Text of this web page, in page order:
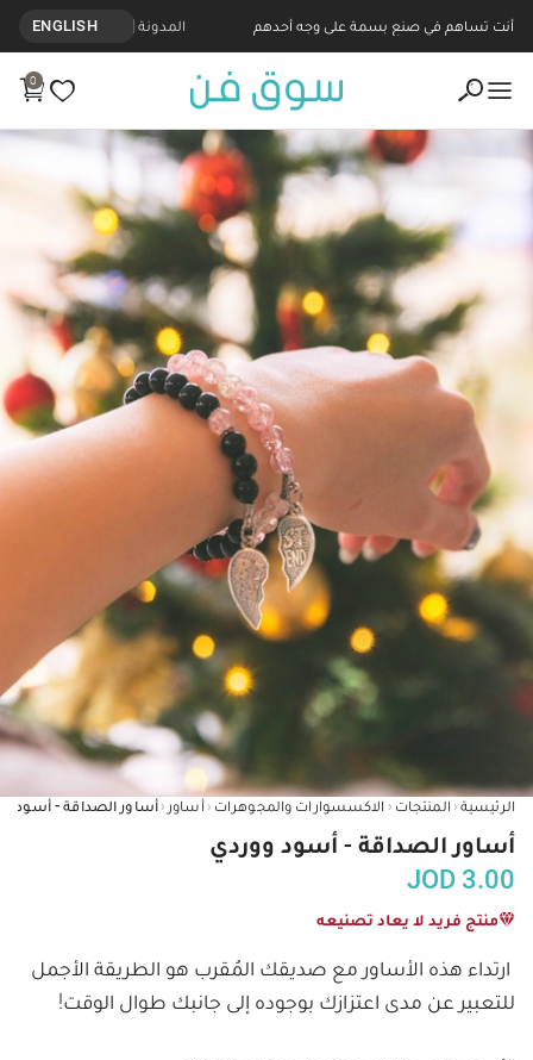
أنت تساهم في صنع بسمة على وجه أحدهم المدونة ENGLISH
0
الرئيسية ‹ المنتجات ‹ الاكسسوارات والمجوهرات ‹ أساور ‹ أساور الصداقة - أسود
أساور الصداقة - أسود ووردي
JOD 3.00
منتج فريد لا يعاد تصنيعه
ارتداء هذه الأساور مع صديقك المُقرب هو الطريقة الأجمل